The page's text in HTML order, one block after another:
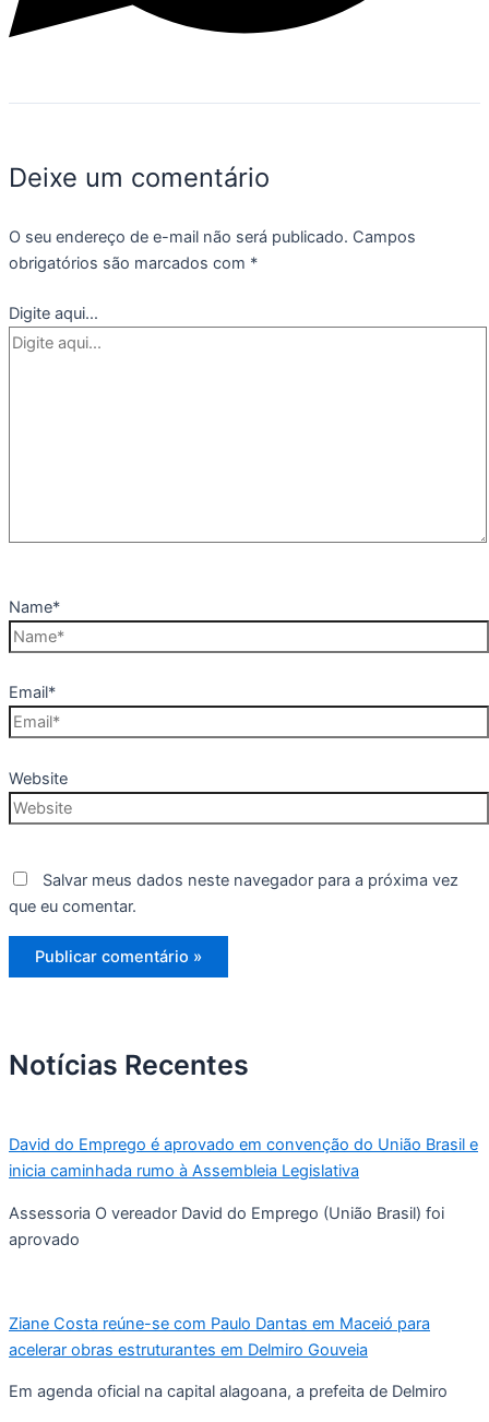
Deixe um comentário
O seu endereço de e-mail não será publicado. Campos
obrigatórios são marcados com *
Digite aqui...
Name*
Email*
Website
Salvar meus dados neste navegador para a próxima vez
que eu comentar.
Notícias Recentes
David do Emprego é aprovado em convenção do União Brasil e
inicia caminhada rumo à Assembleia Legislativa
Assessoria O vereador David do Emprego (União Brasil) foi
aprovado
Ziane Costa reúne-se com Paulo Dantas em Maceió para
acelerar obras estruturantes em Delmiro Gouveia
Em agenda oficial na capital alagoana, a prefeita de Delmiro